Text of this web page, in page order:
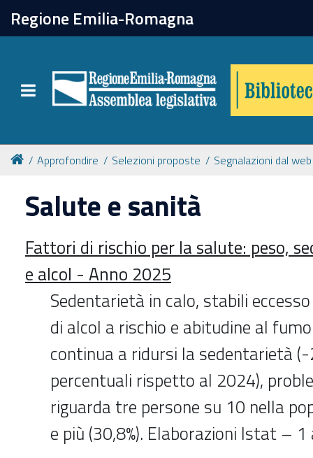
Regione Emilia-Romagna
Toggle navigation
chiudi
Catalogo online
Collezioni
Per approfondire
Appuntamenti
Prenotazione spazi
Approfondire Selezioni proposte Segnalazioni dal web
Salute e sanità
Fattori di rischio per la salute: peso,
e alcol - Anno 2025
Sedentarietà in calo, stabili
di alcol a rischio e abitudine al
continua a ridursi la sedentarietà
percentuali rispetto al 2024),
riguarda tre persone su 10 nella
e più (30,8%). Elaborazioni Istat –